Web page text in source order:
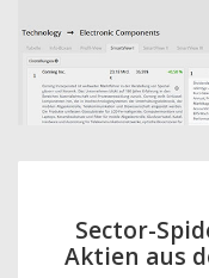
Sector-
Aktien aus